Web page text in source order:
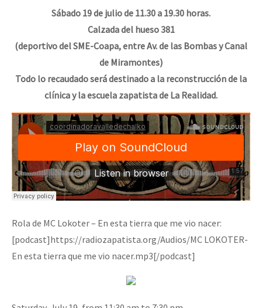
Sábado 19 de julio de 11.30 a 19.30 horas.
Calzada del hueso 381
(deportivo del SME-Coapa, entre Av. de las Bombas y Canal
de Miramontes)
Todo lo recaudado será destinado a la reconstrucción de la
clínica y la escuela zapatista de La Realidad.
Rola de MC Lokoter – En esta tierra que me vio nacer:
[podcast]https://radiozapatista.org/Audios/MC LOKOTER-
En esta tierra que me vio nacer.mp3[/podcast]